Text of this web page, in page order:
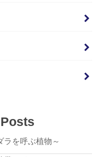
を呼ぶ植物～